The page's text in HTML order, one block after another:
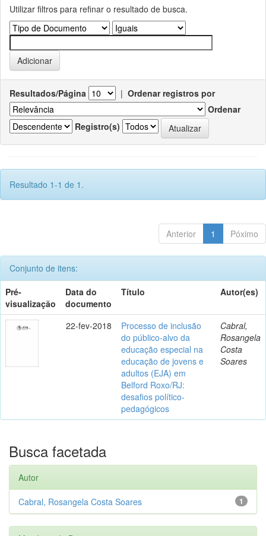
Utilizar filtros para refinar o resultado de busca.
Resultados/Página | Ordenar registros por
Ordenar
Registro(s)
Resultado 1-1 de 1.
Anterior 1 Póximo
Conjunto de itens:
Pré-
visualização
Data do
documento
Título Autor(es)
22-fev-2018
Processo de inclusão
do público-alvo da
educação especial na
educação de jovens e
adultos (EJA) em
Belford Roxo/RJ:
desafios político-
pedagógicos
Cabral,
Rosangela
Costa
Soares
Busca facetada
Autor
1
Cabral, Rosangela Costa Soares